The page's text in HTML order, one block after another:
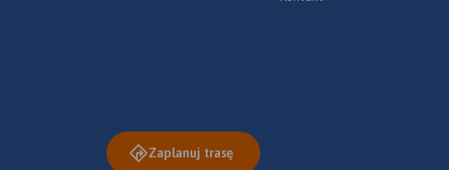
Zaplanuj trasę